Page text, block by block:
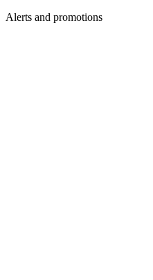
Alerts and promotions